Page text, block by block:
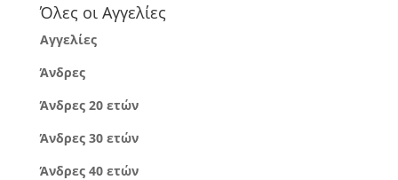
Όλες οι Αγγελίες
Αγγελίες
Άνδρες
Άνδρες 20 ετών
Άνδρες 30 ετών
Άνδρες 40 ετών